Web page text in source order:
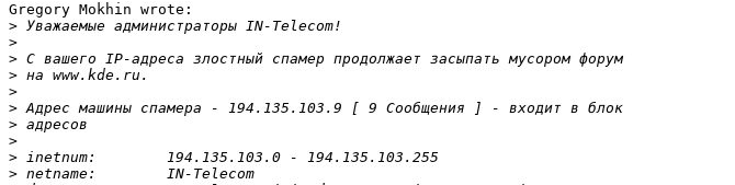
Gregory Mokhin wrote:
>
>
>
>
>
>
>
>
>
>